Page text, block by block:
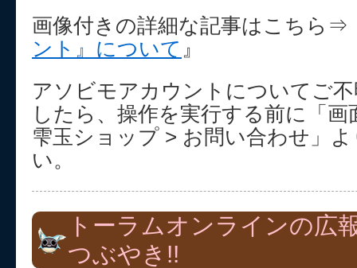
画像付きの詳細な記事はこちら⇒
ント』について 』
アソビモアカウントについてご
したら、操作を実行する前に「画
雫玉ショップ > お問い合わせ」
い。
トーラムオンラインの広
つぶやき!!